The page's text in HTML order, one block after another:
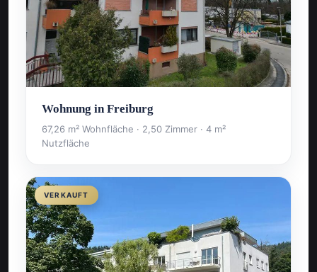
Wohnung in Freiburg
67,26 m² Wohnfläche · 2,50 Zimmer · 4 m²
Nutzfläche
VERKAUFT